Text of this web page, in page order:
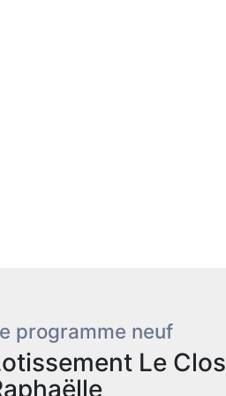
programme neuf
Le Clos